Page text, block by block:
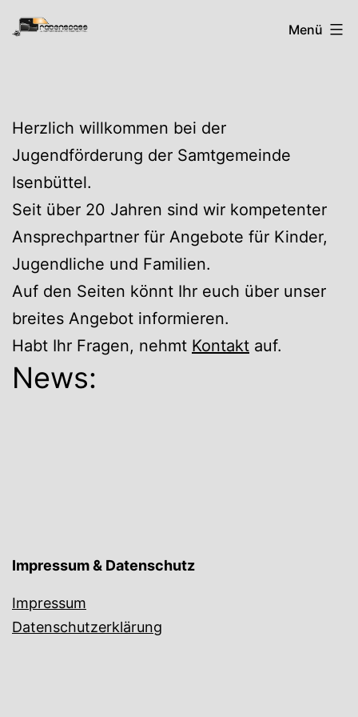
Zum
Inhalt
RabenspassMenü
Herzlich willkommen bei der
Jugendförderung der Samtgemeinde
Isenbüttel.
Seit über 20 Jahren sind wir kompetenter
Ansprechpartner für Angebote für Kinder,
Jugendliche und Familien.
Auf den Seiten könnt Ihr euch über unser
breites Angebot informieren.
Habt Ihr Fragen, nehmt Kontakt auf.
News:
Impressum & Datenschutz
Impressum
Datenschutzerklärung